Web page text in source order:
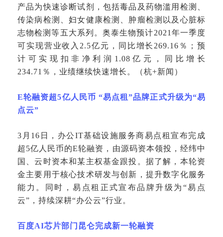
产品为快速诊断试剂，包括毒品及药物滥用检测、
传染病检测、妇女健康检测、肿瘤检测以及心脏标
志物检测等五大系列。奥泰生物预计2021年一季度
可实现营业收入2.5亿元，同比增长269.16％；预
计可实现扣非净利润1.08亿元，同比增长
234.71％，业绩继续快速增长。（杭+新闻）
E轮融资超5亿人民币 “易点租”品牌正式升级为“易
点云”
3月16日，办公IT基础设施服务商易点租宣布完成
超5亿人民币的E轮融资，由源码资本领投，经纬中
国、云时资本和某主权基金跟投。据了解，本轮资
金主要用于核心技术研发与创新，提升数字化服务
能力。同时，易点租正式宣布品牌升级为“易点
云”，持续深耕“办公云”行业。
百度AI芯片部门昆仑完成新一轮融资